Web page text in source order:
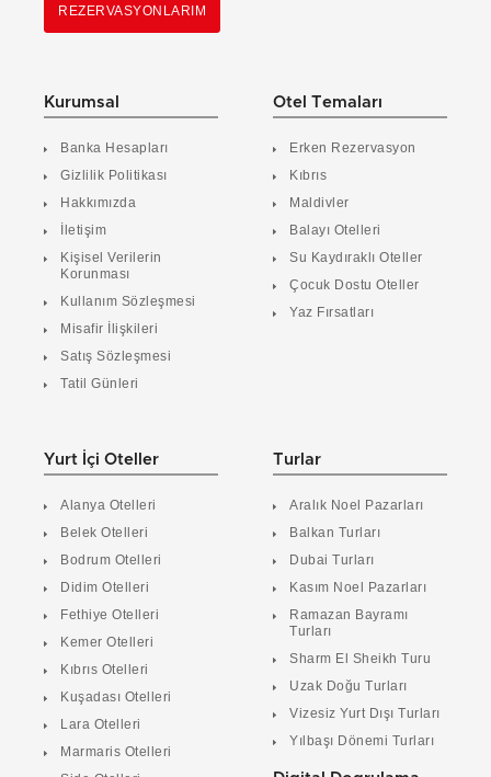
REZERVASYONLARIM
Kurumsal
Banka Hesapları
Gizlilik Politikası
Hakkımızda
İletişim
Kişisel Verilerin
Korunması
Kullanım Sözleşmesi
Misafir İlişkileri
Satış Sözleşmesi
Tatil Günleri
Otel Temaları
Erken Rezervasyon
Kıbrıs
Maldivler
Balayı Otelleri
Su Kaydıraklı Oteller
Çocuk Dostu Oteller
Yaz Fırsatları
Yurt İçi Oteller
Alanya Otelleri
Belek Otelleri
Bodrum Otelleri
Didim Otelleri
Fethiye Otelleri
Kemer Otelleri
Kıbrıs Otelleri
Kuşadası Otelleri
Lara Otelleri
Marmaris Otelleri
Turlar
Aralık Noel Pazarları
Balkan Turları
Dubai Turları
Kasım Noel Pazarları
Ramazan Bayramı
Turları
Sharm El Sheikh Turu
Uzak Doğu Turları
Vizesiz Yurt Dışı Turları
Yılbaşı Dönemi Turları